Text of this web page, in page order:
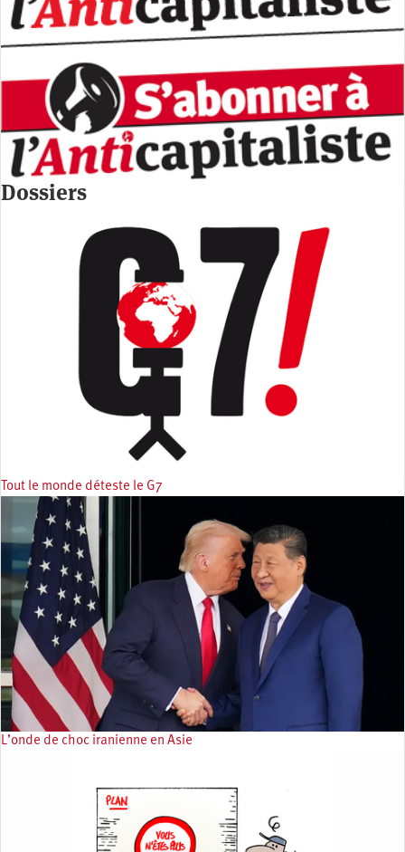
Dossiers
Tout le monde déteste le G7
L’onde de choc iranienne en Asie